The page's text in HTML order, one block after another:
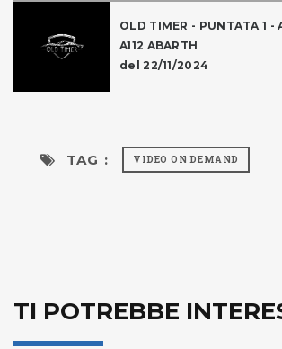
OLD TIMER - PUNTATA 1 -
A112 ABARTH
del 22/11/2024
TAG : VIDEO ON DEMAND
TI POTREBBE